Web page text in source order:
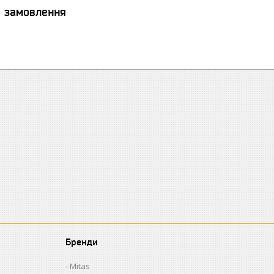
замовлення
Бренди
Mitas